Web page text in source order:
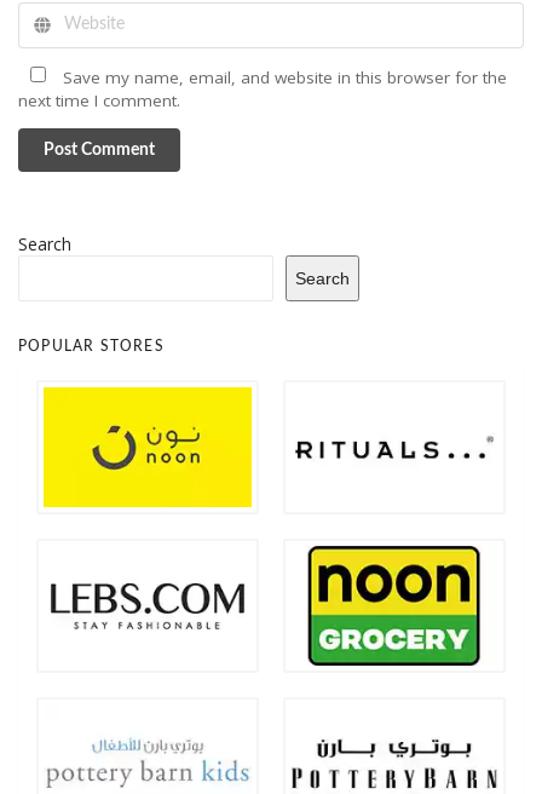
Save my name, email, and website in this browser for the
next time I comment.
Post Comment
Search
Search
POPULAR STORES